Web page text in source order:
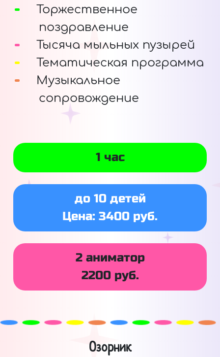
Торжественное
поздравление
Тысяча мыльных пузырей
Тематическая программа
Музыкальное
сопровождение
1 час
до 10 детей
Цена: 3400 руб.
2 аниматор
2200 руб.
Озорник